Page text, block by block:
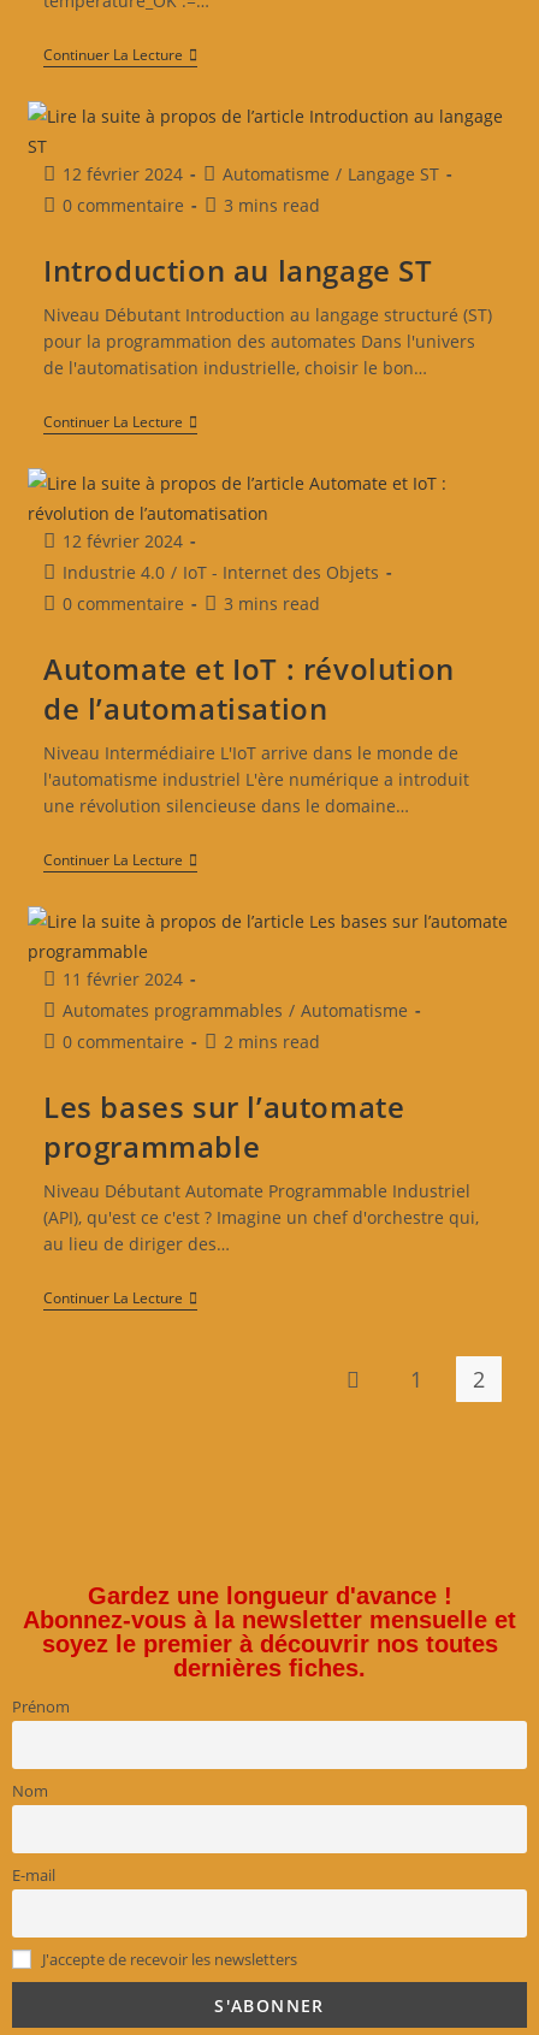
Continuer La Lecture
12 février 2024 Automatisme / Langage ST
0 commentaire
3 mins read
Introduction au langage ST
Niveau Débutant Introduction au langage structuré (ST)
pour la programmation des automates Dans l'univers
de l'automatisation industrielle, choisir le bon…
Continuer La Lecture
12 février 2024
Industrie 4.0 / IoT - Internet des Objets
0 commentaire
3 mins read
Automate et IoT : révolution
de l’automatisation
Niveau Intermédiaire L'IoT arrive dans le monde de
l'automatisme industriel L'ère numérique a introduit
une révolution silencieuse dans le domaine…
Continuer La Lecture
11 février 2024
Automates programmables / Automatisme
0 commentaire
2 mins read
Les bases sur l’automate
programmable
Niveau Débutant Automate Programmable Industriel
(API), qu'est ce c'est ? Imagine un chef d'orchestre qui,
au lieu de diriger des…
Continuer La Lecture
1 2
Gardez une longueur d'avance !
Abonnez-vous à la newsletter mensuelle et
soyez le premier à découvrir nos toutes
dernières fiches.
Prénom
Nom
E-mail
J'accepte de recevoir les newsletters